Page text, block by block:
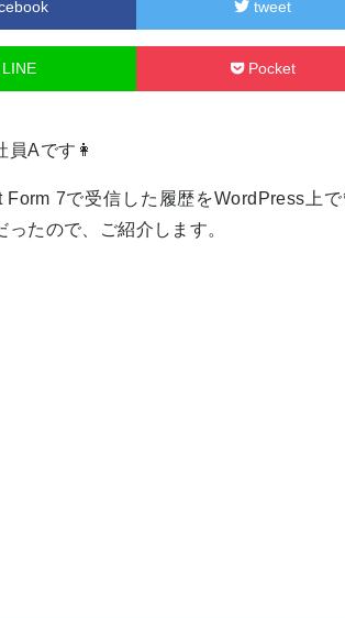
tweet
Pocket
員Aです👩
Form 7で受信した履歴をWordPress上
ったので、ご紹介します。